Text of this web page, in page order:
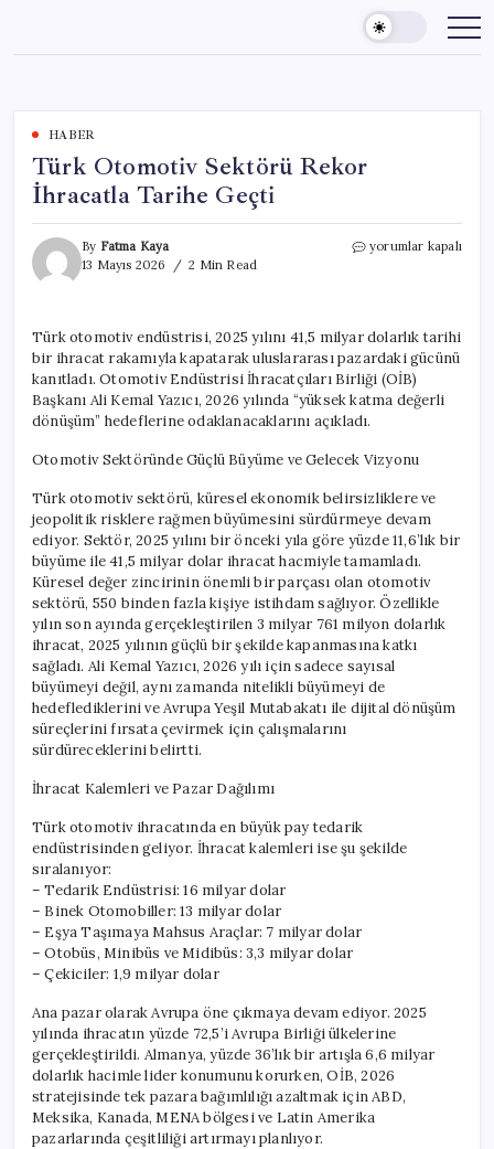
content
HABER
Türk Otomotiv Sektörü Rekor
İhracatla Tarihe Geçti
By Fatma Kaya
13 Mayıs 2026
2 Min Read
Türk
Tarihe
Geçti
için
yorumlar kapalı
Türk otomotiv endüstrisi, 2025 yılını 41,5 milyar dolarlık tarihi
bir ihracat rakamıyla kapatarak uluslararası pazardaki gücünü
kanıtladı. Otomotiv Endüstrisi İhracatçıları Birliği (OİB)
Başkanı Ali Kemal Yazıcı, 2026 yılında “yüksek katma değerli
dönüşüm” hedeflerine odaklanacaklarını açıkladı.
Otomotiv Sektöründe Güçlü Büyüme ve Gelecek Vizyonu
Türk otomotiv sektörü, küresel ekonomik belirsizliklere ve
jeopolitik risklere rağmen büyümesini sürdürmeye devam
ediyor. Sektör, 2025 yılını bir önceki yıla göre yüzde 11,6’lık bir
büyüme ile 41,5 milyar dolar ihracat hacmiyle tamamladı.
Küresel değer zincirinin önemli bir parçası olan otomotiv
sektörü, 550 binden fazla kişiye istihdam sağlıyor. Özellikle
yılın son ayında gerçekleştirilen 3 milyar 761 milyon dolarlık
ihracat, 2025 yılının güçlü bir şekilde kapanmasına katkı
sağladı. Ali Kemal Yazıcı, 2026 yılı için sadece sayısal
büyümeyi değil, aynı zamanda nitelikli büyümeyi de
hedeflediklerini ve Avrupa Yeşil Mutabakatı ile dijital dönüşüm
süreçlerini fırsata çevirmek için çalışmalarını
sürdüreceklerini belirtti.
İhracat Kalemleri ve Pazar Dağılımı
Türk otomotiv ihracatında en büyük pay tedarik
endüstrisinden geliyor. İhracat kalemleri ise şu şekilde
sıralanıyor:
– Tedarik Endüstrisi: 16 milyar dolar
– Binek Otomobiller: 13 milyar dolar
– Eşya Taşımaya Mahsus Araçlar: 7 milyar dolar
– Otobüs, Minibüs ve Midibüs: 3,3 milyar dolar
– Çekiciler: 1,9 milyar dolar
Ana pazar olarak Avrupa öne çıkmaya devam ediyor. 2025
yılında ihracatın yüzde 72,5’i Avrupa Birliği ülkelerine
gerçekleştirildi. Almanya, yüzde 36’lık bir artışla 6,6 milyar
dolarlık hacimle lider konumunu korurken, OİB, 2026
stratejisinde tek pazara bağımlılığı azaltmak için ABD,
Meksika, Kanada, MENA bölgesi ve Latin Amerika
pazarlarında çeşitliliği artırmayı planlıyor.